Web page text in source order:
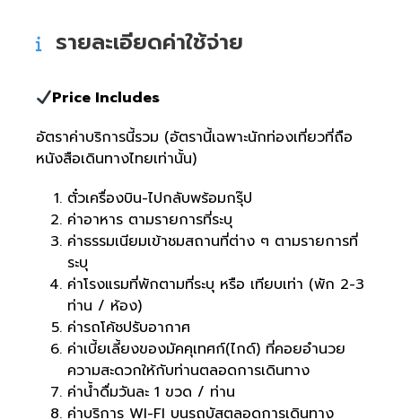
รายละเอียดค่าใช้จ่าย
Price Includes
อัตราค่าบริการนี้รวม (อัตรานี้เฉพาะนักท่องเที่ยวที่ถือ
หนังสือเดินทางไทยเท่านั้น)
ตั๋วเครื่องบิน-ไปกลับพร้อมกรุ๊ป
ค่าอาหาร ตามรายการที่ระบุ
ค่าธรรมเนียมเข้าชมสถานที่ต่าง ๆ ตามรายการที่
ระบุ
ค่าโรงแรมที่พักตามที่ระบุ หรือ เทียบเท่า (พัก 2-3
ท่าน / ห้อง)
ค่ารถโค้ชปรับอากาศ
ค่าเบี้ยเลี้ยงของมัคคุเทศก์(ไกด์) ที่คอยอำนวย
ความสะดวกให้กับท่านตลอดการเดินทาง
ค่าน้ำดื่มวันละ 1 ขวด / ท่าน
ค่าบริการ WI-FI บนรถบัสตลอดการเดินทาง